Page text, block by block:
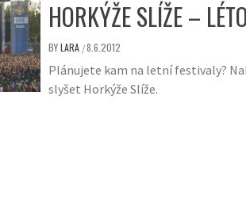
HORKÝŽE SLÍŽE –
BYLARA /8.6.2012
Plánujete kam na letní festivaly?
slyšet Horkýže Slíže.